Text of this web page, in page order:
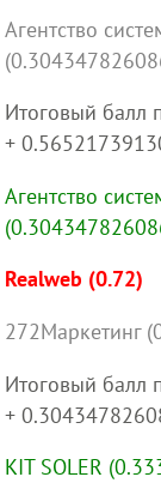
Агентство
Итоговый балл
+
Агентство
Realweb (0.72)
272Маркетинг
Итоговый балл
+
KIT SOLER